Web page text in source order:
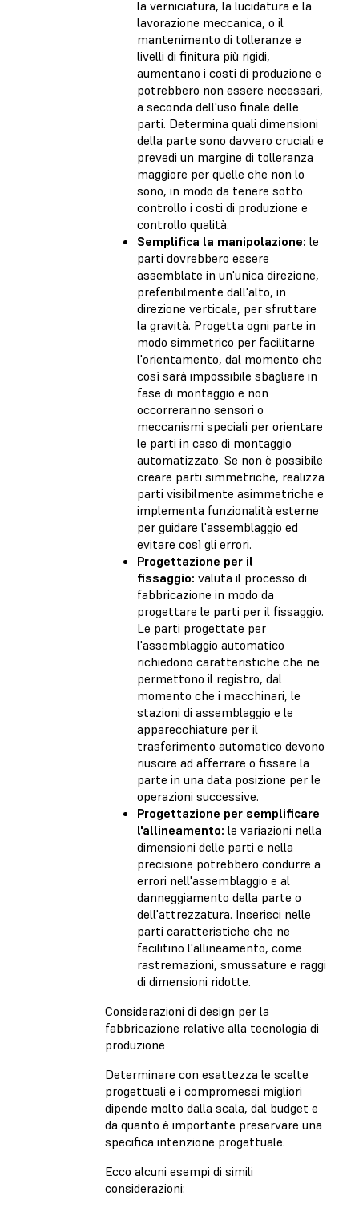
la verniciatura, la lucidatura e la
lavorazione meccanica, o il
mantenimento di tolleranze e
livelli di finitura più rigidi,
aumentano i costi di produzione e
potrebbero non essere necessari,
a seconda dell'uso finale delle
parti. Determina quali dimensioni
della parte sono davvero cruciali e
prevedi un margine di tolleranza
maggiore per quelle che non lo
sono, in modo da tenere sotto
controllo i costi di produzione e
controllo qualità.
Semplifica la manipolazione: le
parti dovrebbero essere
assemblate in un'unica direzione,
preferibilmente dall'alto, in
direzione verticale, per sfruttare
la gravità. Progetta ogni parte in
modo simmetrico per facilitarne
l'orientamento, dal momento che
così sarà impossibile sbagliare in
fase di montaggio e non
occorreranno sensori o
meccanismi speciali per orientare
le parti in caso di montaggio
automatizzato. Se non è possibile
creare parti simmetriche, realizza
parti visibilmente asimmetriche e
implementa funzionalità esterne
per guidare l'assemblaggio ed
evitare così gli errori.
Progettazione per il
fissaggio: valuta il processo di
fabbricazione in modo da
progettare le parti per il fissaggio.
Le parti progettate per
l'assemblaggio automatico
richiedono caratteristiche che ne
permettono il registro, dal
momento che i macchinari, le
stazioni di assemblaggio e le
apparecchiature per il
trasferimento automatico devono
riuscire ad afferrare o fissare la
parte in una data posizione per le
operazioni successive.
Progettazione per semplificare
l'allineamento: le variazioni nella
dimensioni delle parti e nella
precisione potrebbero condurre a
errori nell'assemblaggio e al
danneggiamento della parte o
dell'attrezzatura. Inserisci nelle
parti caratteristiche che ne
facilitino l'allineamento, come
rastremazioni, smussature e raggi
di dimensioni ridotte.
Considerazioni di design per la
fabbricazione relative alla tecnologia di
produzione
Determinare con esattezza le scelte
progettuali e i compromessi migliori
dipende molto dalla scala, dal budget e
da quanto è importante preservare una
specifica intenzione progettuale.
Ecco alcuni esempi di simili
considerazioni: